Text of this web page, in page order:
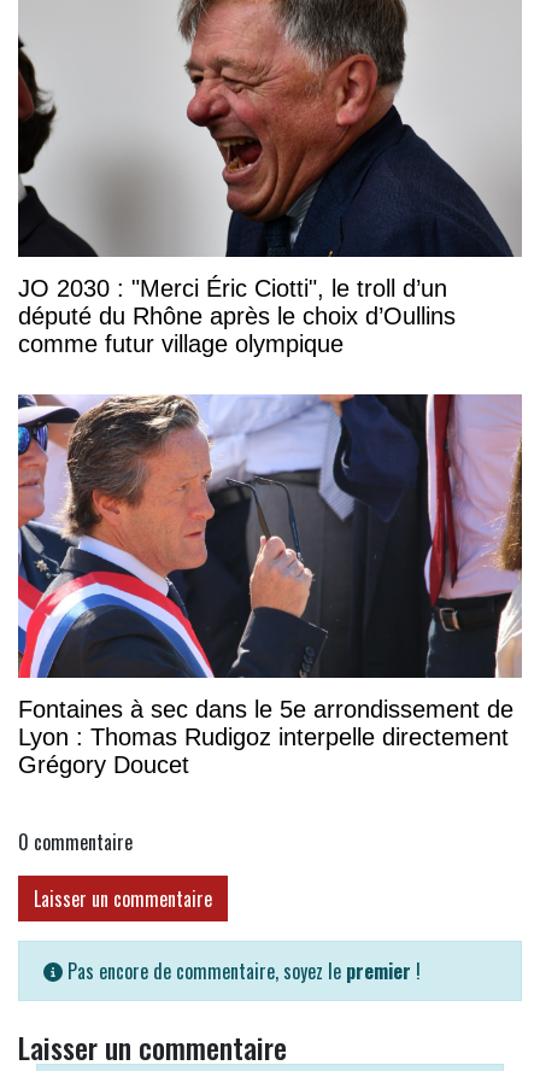
JO 2030 : "Merci Éric Ciotti", le troll d’un
député du Rhône après le choix d’Oullins
comme futur village olympique
Fontaines à sec dans le 5e arrondissement de
Lyon : Thomas Rudigoz interpelle directement
Grégory Doucet
0 commentaire
Laisser un commentaire
Pas encore de commentaire, soyez le premier !
Laisser un commentaire